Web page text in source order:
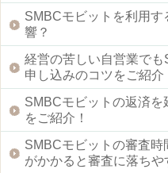
SMBCモビットを利用
響？
経営の苦しい自営業でも
申し込みのコツをご紹介
SMBCモビットの返済
をご紹介！
SMBCモビットの審査
がかかると審査に落ちや